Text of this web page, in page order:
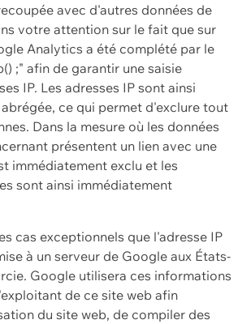
avec d'autres données de
votre attention sur le fait que sur
Analytics a été complété par le
;" afin de garantir une saisie
IP. Les adresses IP sont ainsi
ce qui permet d'exclure tout
Dans la mesure où les données
présentent un lien avec une
immédiatement exclu et les
sont ainsi immédiatement
cas exceptionnels que l'adresse IP
à un serveur de Google aux États-
Google utilisera ces informations
de ce site web afin
du site web, de compiler des